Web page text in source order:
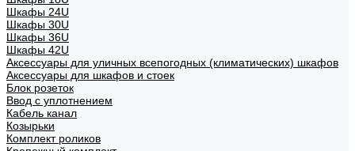
Шкафы 24U
Шкафы 30U
Шкафы 36U
Шкафы 42U
Аксессуары для уличных всепогодных (климатических) шкафов
Аксессуары для шкафов и стоек
Блок розеток
Ввод с уплотнением
Кабель канал
Козырьки
Комплект роликов